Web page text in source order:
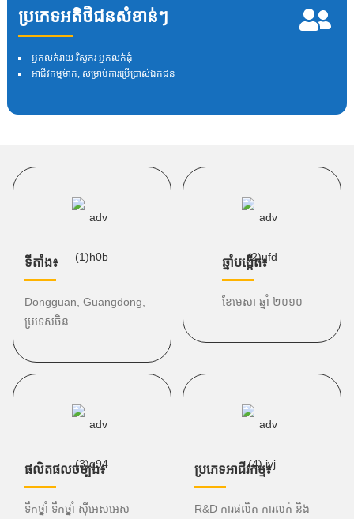
ប្រភេទអតិថិជនសំខាន់ៗ
អ្នកលក់រាយ វិស្វករ អ្នកលក់ដុំ
អាជីវកម្មម៉ាក, សម្រាប់ការប្រើប្រាស់ឯកជន
ទីតាំង៖
Dongguan, Guangdong,
ប្រទេសចិន
ឆ្នាំបង្កើត៖
ខែមេសា ឆ្នាំ ២០១០
ផលិតផលចម្បង៖
ទឹកថ្នាំ ទឹកថ្នាំ ស៊ីអេសអេស
ប្រភេទអាជីវកម្ម៖
R&D ការផលិត ការលក់ និង